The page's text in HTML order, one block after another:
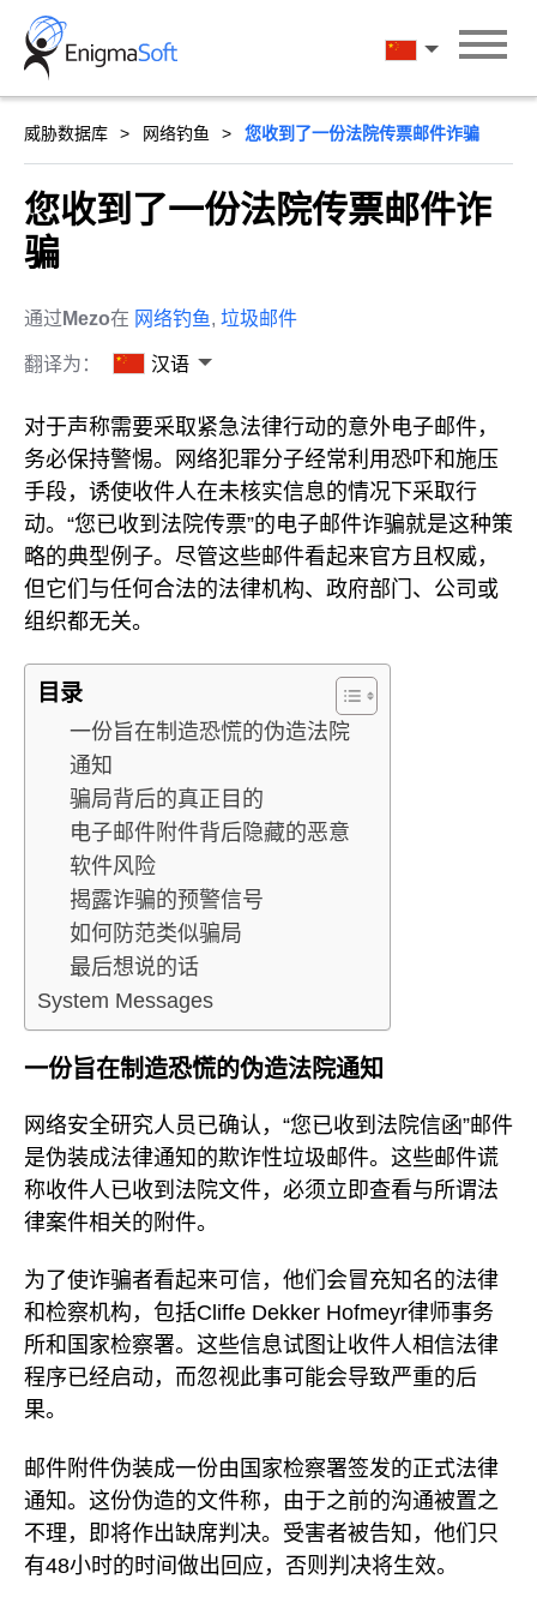
Skip
content
汉语
威胁数据库 网络钓鱼 您收到了一份法院传票邮件诈骗
您收到了一份法院传票邮件诈
骗
通过 Mezo在 网络钓鱼, 垃圾邮件
翻译为： 汉语
对于声称需要采取紧急法律行动的意外电子邮件，
务必保持警惕。网络犯罪分子经常利用恐吓和施压
手段，诱使收件人在未核实信息的情况下采取行
动。“您已收到法院传票”的电子邮件诈骗就是这种策
略的典型例子。尽管这些邮件看起来官方且权威，
但它们与任何合法的法律机构、政府部门、公司或
组织都无关。
目录
一份旨在制造恐慌的伪造法院
通知
骗局背后的真正目的
电子邮件附件背后隐藏的恶意
软件风险
揭露诈骗的预警信号
如何防范类似骗局
最后想说的话
System Messages
一份旨在制造恐慌的伪造法院通知
网络安全研究人员已确认，“您已收到法院信函”邮件
是伪装成法律通知的欺诈性垃圾邮件。这些邮件谎
称收件人已收到法院文件，必须立即查看与所谓法
律案件相关的附件。
为了使诈骗者看起来可信，他们会冒充知名的法律
和检察机构，包括Cliffe Dekker Hofmeyr律师事务
所和国家检察署。这些信息试图让收件人相信法律
程序已经启动，而忽视此事可能会导致严重的后
果。
邮件附件伪装成一份由国家检察署签发的正式法律
通知。这份伪造的文件称，由于之前的沟通被置之
不理，即将作出缺席判决。受害者被告知，他们只
有48小时的时间做出回应，否则判决将生效。